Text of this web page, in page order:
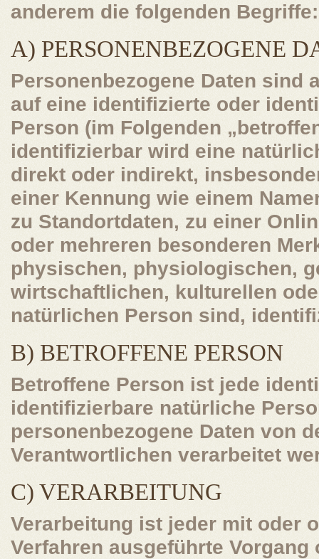
anderem die folgenden Begriffe:
A) PERSONENBEZOGENE
Personenbezogene Daten sind
auf eine identifizierte oder
Person (im Folgenden
identifizierbar wird eine
direkt oder indirekt,
einer Kennung wie einem
zu Standortdaten, zu einer
oder mehreren besonderen
physischen, physiologischen,
wirtschaftlichen, kulturellen
natürlichen Person sind,
B) BETROFFENE PERSON
Betroffene Person ist jede
identifizierbare natürliche
personenbezogene Daten von
Verantwortlichen verarbeitet
C) VERARBEITUNG
Verarbeitung ist jeder mit oder
Verfahren ausgeführte Vorgang